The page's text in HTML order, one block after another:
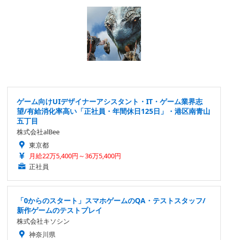
ゲーム向けUIデザイナーアシスタント・IT・ゲーム業界志
望/有給消化率高い「正社員・年間休日125日」・港区南青山
五丁目
株式会社alBee
東京都
月給22万5,400円～36万5,400円
正社員
「0からのスタート」スマホゲームのQA・テストスタッフ/
新作ゲームのテストプレイ
株式会社キソシン
神奈川県